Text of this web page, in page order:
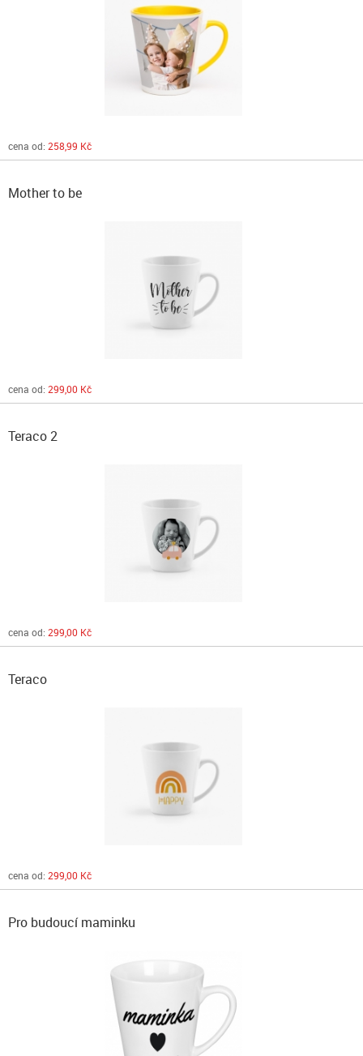
cena od: 258,99 Kč
Mother to be
cena od: 299,00 Kč
Teraco 2
cena od: 299,00 Kč
Teraco
cena od: 299,00 Kč
Pro budoucí maminku